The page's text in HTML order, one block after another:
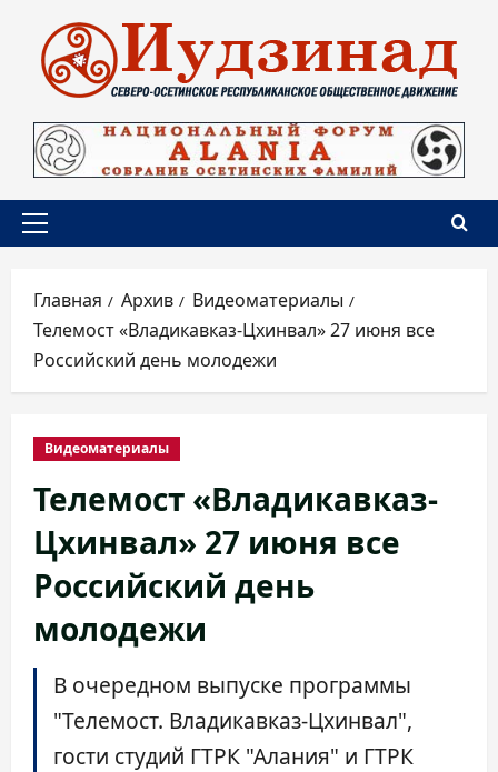
содержимому
Основное
Главная Архив
Видеоматериалы
Телемост «Владикавказ-Цхинвал» 27 июня все
Российский день молодежи
Видеоматериалы
Телемост «Владикавказ-
Цхинвал» 27 июня все
Российский день
молодежи
В очередном выпуске программы
"Телемост. Владикавказ-Цхинвал",
гости студий ГТРК "Алания" и ГТРК